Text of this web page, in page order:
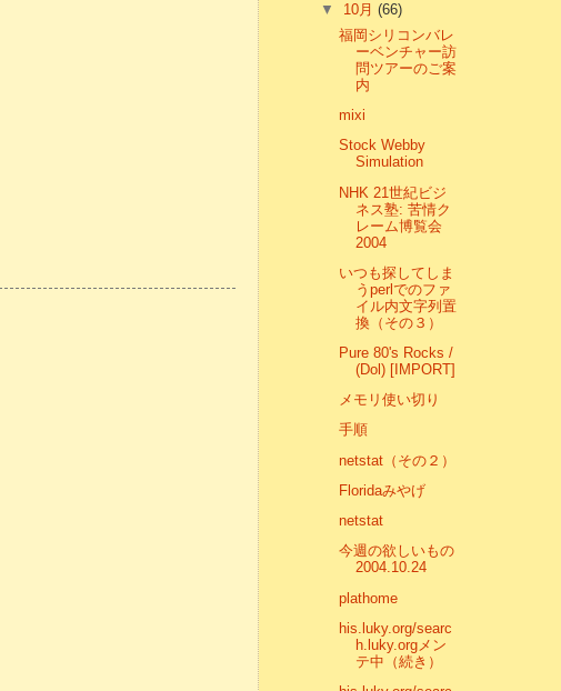
▼ 10月(66)
福岡シリコンバレ
ーベンチャー訪
問ツアーのご案
内
mixi
Stock Webby
Simulation
NHK 21世紀ビジ
ネス塾: 苦情ク
レーム博覧会
2004
いつも探してしま
うperlでのファ
イル内文字列置
換（その３）
Pure 80's Rocks /
(Dol) [IMPORT]
メモリ使い切り
手順
netstat（その２）
Floridaみやげ
netstat
今週の欲しいもの
2004.10.24
plathome
his.luky.org/searc
h.luky.orgメン
テ中（続き）